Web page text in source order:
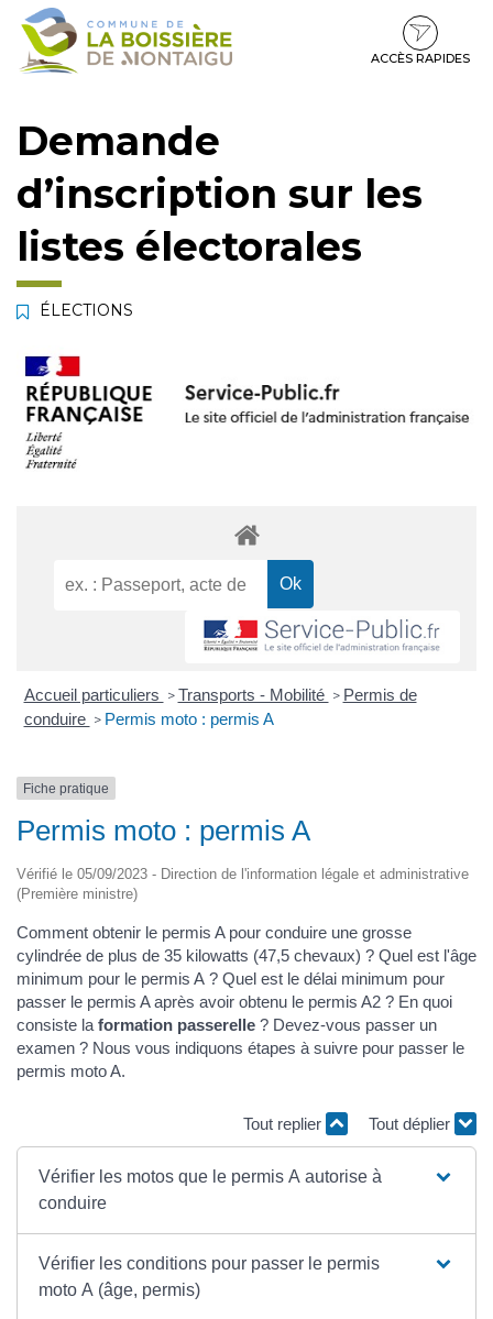
Gestion des traceurs
Aller
Aller
contenu
Aller
pied
ACCÈS RAPIDES
Demande
d’inscription sur les
listes électorales
ÉLECTIONS
Accueil particuliers > Transports - Mobilité > Permis de
conduire > Permis moto : permis A
Fiche pratique
Permis moto : permis A
Vérifié le 05/09/2023 - Direction de l'information légale et administrative
(Première ministre)
Comment obtenir le permis A pour conduire une grosse
cylindrée de plus de 35 kilowatts (47,5 chevaux) ? Quel est l'âge
minimum pour le permis A ? Quel est le délai minimum pour
passer le permis A après avoir obtenu le permis A2 ? En quoi
consiste la formation passerelle ? Devez-vous passer un
examen ? Nous vous indiquons étapes à suivre pour passer le
permis moto A.
Tout replier Tout déplier
Vérifier les motos que le permis A autorise à
conduire
Vérifier les conditions pour passer le permis
moto A (âge, permis)